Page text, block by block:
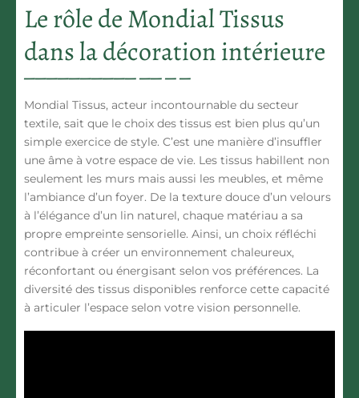
Le rôle de Mondial Tissus
dans la décoration intérieure
Mondial Tissus, acteur incontournable du secteur
textile, sait que le choix des tissus est bien plus qu’un
simple exercice de style. C’est une manière d’insuffler
une âme à votre espace de vie. Les tissus habillent non
seulement les murs mais aussi les meubles, et même
l’ambiance d’un foyer. De la texture douce d’un velours
à l’élégance d’un lin naturel, chaque matériau a sa
propre empreinte sensorielle. Ainsi, un choix réfléchi
contribue à créer un environnement chaleureux,
réconfortant ou énergisant selon vos préférences. La
diversité des tissus disponibles renforce cette capacité
à articuler l’espace selon votre vision personnelle.